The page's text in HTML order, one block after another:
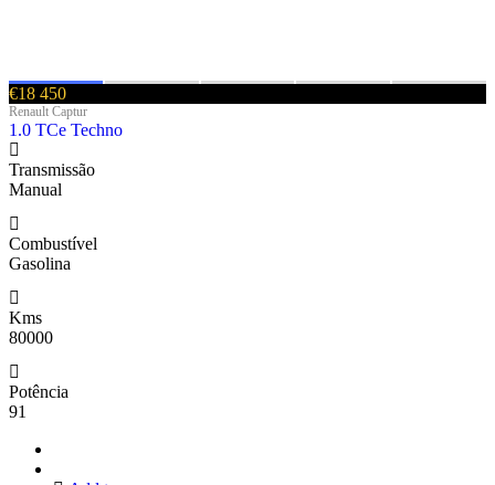
€18 450
Renault Captur
1.0 TCe Techno
Transmissão
Manual
Combustível
Gasolina
Kms
80000
Potência
91